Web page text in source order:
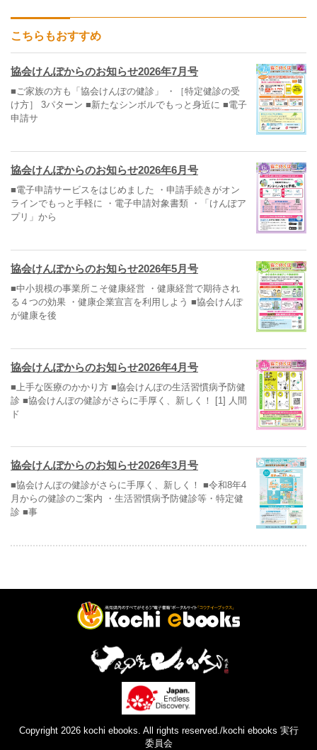
こちらもおすすめ
協会けんぽからのお知らせ2026年7月号
■ご家族の方も「協会けんぽの健診」 ・［特定健診の受
け方］ 3パターン ■新たなシンボルでもっと身近に ■電子
申請サ
協会けんぽからのお知らせ2026年6月号
■電子申請サービスをはじめました ・申請手続きがオン
ラインでもっと手軽に ・電子申請対象書類 ・「けんぽア
プリ」から
協会けんぽからのお知らせ2026年5月号
■中小規模の事業所こそ健康経営 ・健康経営で期待され
る４つの効果 ・健康企業宣言を利用しよう ■協会けんぽ
が健康を後
協会けんぽからのお知らせ2026年4月号
■上手な医療のかかり方 ■協会けんぽの生活習慣病予防健
診 ■協会けんぽの健診がさらに手厚く、新しく！ [1] 人間
ド
協会けんぽからのお知らせ2026年3月号
■協会けんぽの健診がさらに手厚く、新しく！ ■令和8年4
月からの健診のご案内 ・生活習慣病予防健診等・特定健
診 ■事
Copyright 2026 kochi ebooks. All rights reserved./kochi ebooks 実行
委員会